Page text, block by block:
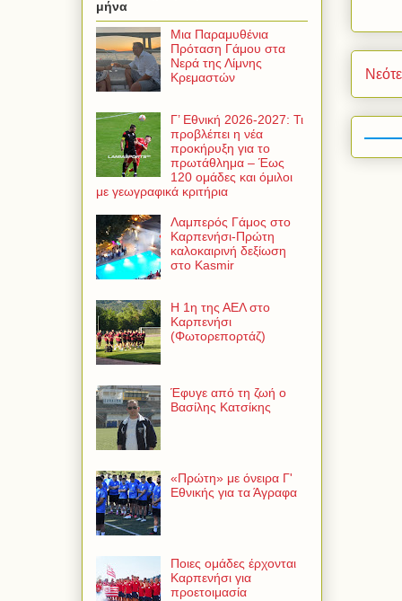
μήνα
Μια Παραμυθένια
Πρόταση Γάμου στα
Νερά της Λίμνης
Κρεμαστών
Γ’ Εθνική 2026-2027: Τι
προβλέπει η νέα
προκήρυξη για το
πρωτάθλημα – Έως
120 ομάδες και όμιλοι
με γεωγραφικά κριτήρια
Λαμπερός Γάμος στο
Καρπενήσι-Πρώτη
καλοκαιρινή δεξίωση
στο Kasmir
Η 1η της ΑΕΛ στο
Καρπενήσι
(Φωτορεπορτάζ)
Έφυγε από τη ζωή ο
Βασίλης Κατσίκης
«Πρώτη» με όνειρα Γ'
Εθνικής για τα Άγραφα
Ποιες ομάδες έρχονται
Καρπενήσι για
προετοιμασία